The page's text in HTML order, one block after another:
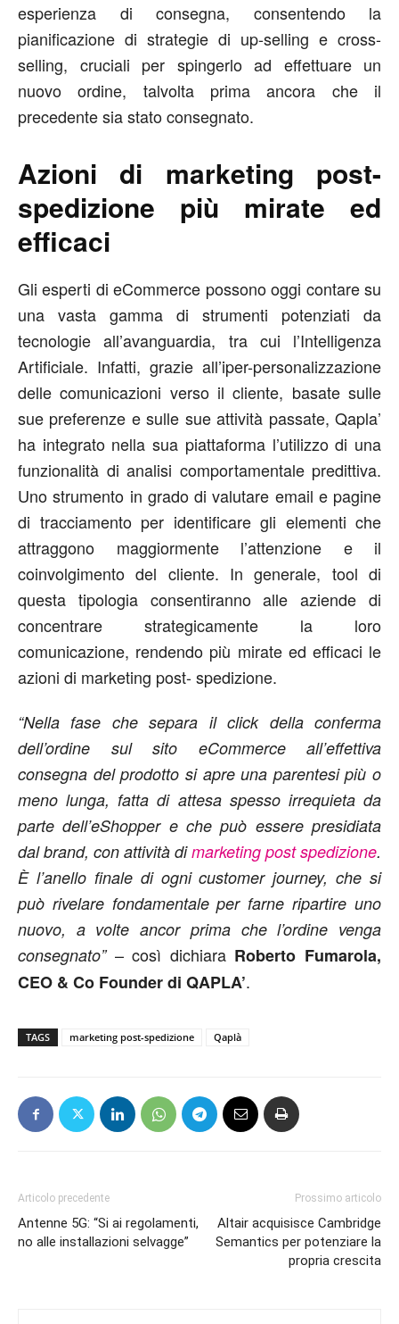
esperienza di consegna, consentendo la
pianificazione di strategie di up-selling e cross-
selling, cruciali per spingerlo ad effettuare un
nuovo ordine, talvolta prima ancora che il
precedente sia stato consegnato.
Azioni di marketing post-
spedizione più mirate ed
efficaci
Gli esperti di eCommerce possono oggi contare su
una vasta gamma di strumenti potenziati da
tecnologie all’avanguardia, tra cui l’Intelligenza
Artificiale. Infatti, grazie all’iper-personalizzazione
delle comunicazioni verso il cliente, basate sulle
sue preferenze e sulle sue attività passate, Qapla’
ha integrato nella sua piattaforma l’utilizzo di una
funzionalità di analisi comportamentale predittiva.
Uno strumento in grado di valutare email e pagine
di tracciamento per identificare gli elementi che
attraggono maggiormente l’attenzione e il
coinvolgimento del cliente. In generale, tool di
questa tipologia consentiranno alle aziende di
concentrare strategicamente la loro
comunicazione, rendendo più mirate ed efficaci le
azioni di marketing post- spedizione.
“Nella fase che separa il click della conferma
dell’ordine sul sito eCommerce all’effettiva
consegna del prodotto si apre una parentesi più o
meno lunga, fatta di attesa spesso irrequieta da
parte dell’eShopper e che può essere presidiata
dal brand, con attività dimarketing post spedizione.
È l’anello finale di ogni customer journey, che si
può rivelare fondamentale per farne ripartire uno
nuovo, a volte ancor prima che l’ordine venga
consegnato”– così dichiara Roberto Fumarola,
CEO & Co Founder di QAPLA’.
TAGS marketing post-spedizione Qaplà
Articolo precedente
Antenne 5G: “Si ai regolamenti,
no alle installazioni selvagge”
Prossimo articolo
Altair acquisisce Cambridge
Semantics per potenziare la
propria crescita